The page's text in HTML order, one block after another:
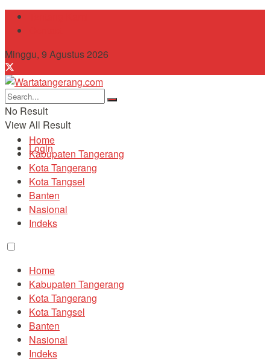
Minggu, 9 Agustus 2026
No Result
View All Result
Login
Home
Kabupaten Tangerang
Kota Tangerang
Kota Tangsel
Banten
Nasional
Indeks
Home
Kabupaten Tangerang
Kota Tangerang
Kota Tangsel
Banten
Nasional
Indeks